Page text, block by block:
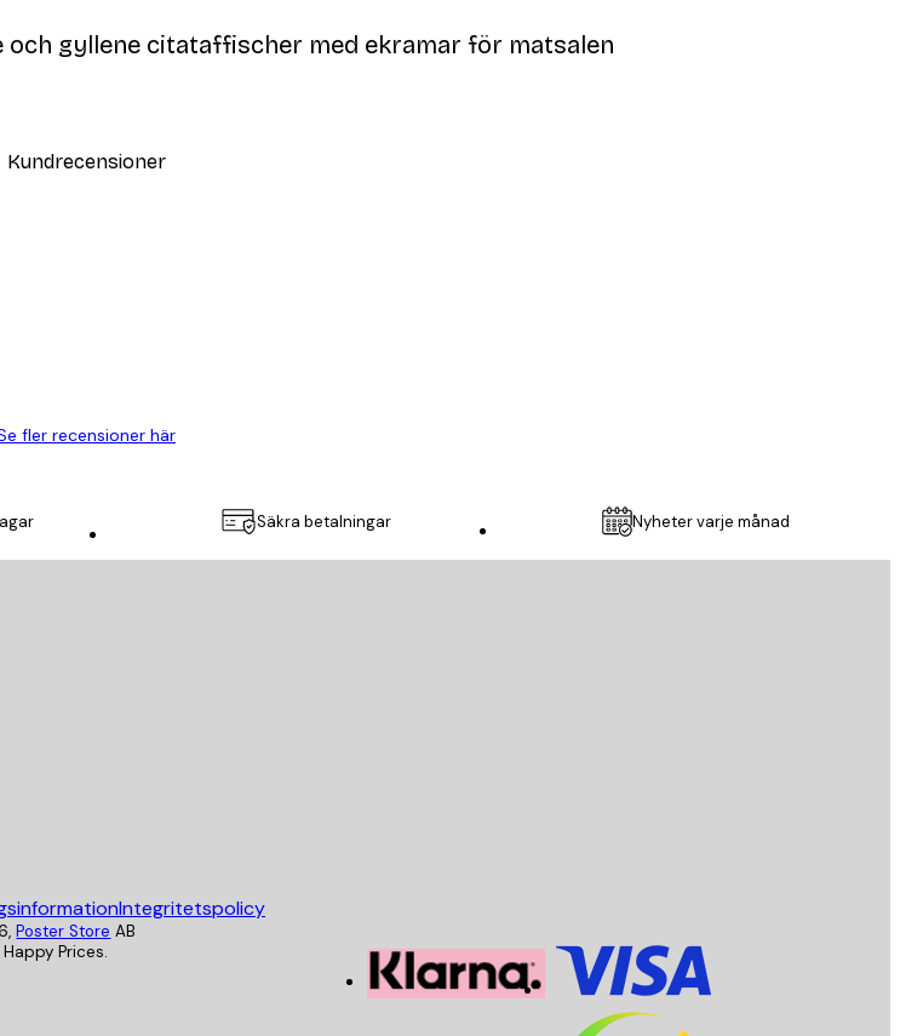
gyllene citataffischer med ekramar för matsalen
Kundrecensioner
fler recensioner här
Säkra betalningar Nyheter varje månad
Integritetspolicy
, Poster Store AB
Prices.